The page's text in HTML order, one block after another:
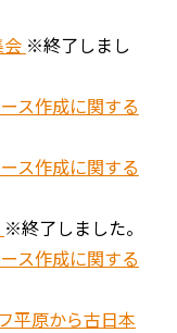
※終了しまし
ス作成に関する
ス作成に関する
※終了しました。
ス作成に関する
平原から古日本